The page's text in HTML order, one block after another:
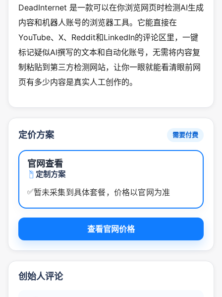
DeadInternet 是一款可以在你浏览网页时检测AI生成
内容和机器人账号的浏览器工具。它能直接在
YouTube、X、Reddit和LinkedIn的评论区里，一键
标记疑似AI撰写的文本和自动化账号，无需将内容复
制粘贴到第三方检测网站，让你一眼就能看清眼前网
页有多少内容是真实人工创作的。
定价方案 需要付费
官网查看
定制方案
✅暂未采集到具体套餐，价格以官网为准
查看官网价格
创始人评论